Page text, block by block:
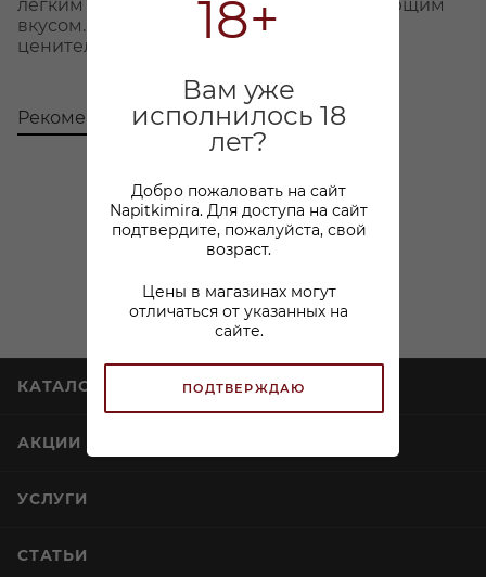
18+
Вам уже
исполнилось 18
лет?
Добро пожаловать на сайт
Napitkimira. Для доступа на сайт
подтвердите, пожалуйста, свой
возраст.
Цены в магазинах могут
отличаться от указанных на
сайте.
ПОДТВЕРЖДАЮ
легким оттенком травяных нот и освежающим
вкусом. Джинстер создан для истинных
ценителей классических джинов.
Рекомендуем С этим товаром покупают
КАТАЛОГ
АКЦИИ
УСЛУГИ
СТАТЬИ